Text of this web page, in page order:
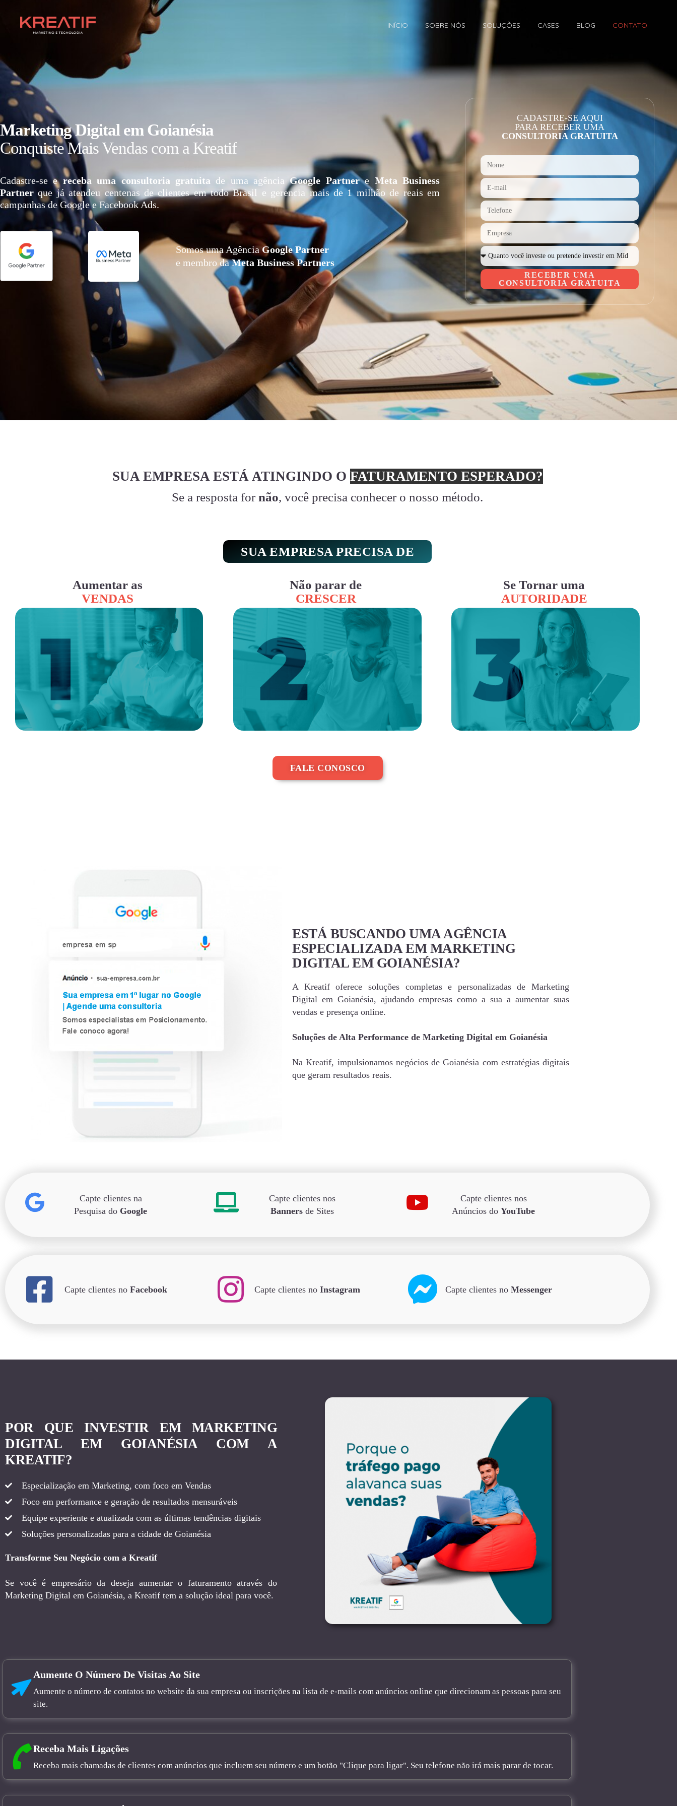
INÍCIO SOBRE NÓS SOLUÇÕES CASES BLOG CONTATO
Marketing Digital em Goianésia
Conquiste Mais Vendas com a Kreatif
Cadastre-se e receba uma consultoria gratuita de uma agênciaGoogle Partnere Meta Business
Partner que já atendeu centenas de clientes em todo Brasil e gerencia mais de 1 milhão de reais em
campanhas de Google e Facebook Ads.
Somos uma AgênciaGoogle Partner
e membro daMeta Business Partners
CADASTRE-SE AQUI
PARA RECEBER UMA
CONSULTORIA GRATUITA
RECEBER UMA
CONSULTORIA GRATUITA
SUA EMPRESA ESTÁ ATINGINDO O FATURAMENTO ESPERADO?
Se a resposta for não, você precisa conhecer o nosso método.
SUA EMPRESA PRECISA DE
Aumentar as
VENDAS
Não parar de
CRESCER
Se Tornar uma
AUTORIDADE
FALE CONOSCO
ESTÁ BUSCANDO UMA AGÊNCIA
ESPECIALIZADA EM MARKETING
DIGITAL EM GOIANÉSIA?
A Kreatif oferece soluções completas e personalizadas de Marketing
Digital em Goianésia, ajudando empresas como a sua a aumentar suas
vendas e presença online.
Soluções de Alta Performance de Marketing Digital em Goianésia
Na Kreatif, impulsionamos negócios de Goianésia com estratégias digitais
que geram resultados reais.
Capte clientes na
Pesquisa do Google
Capte clientes nos
Bannersde Sites
Capte clientes nos
Anúncios doYouTube
Capte clientes no Facebook Capte clientes no Instagram Capte clientes no Messenger
POR QUE INVESTIR EM MARKETING
DIGITAL EM GOIANÉSIA COM A
KREATIF?
Especialização em Marketing, com foco em Vendas
Foco em performance e geração de resultados mensuráveis
Equipe experiente e atualizada com as últimas tendências digitais
Soluções personalizadas para a cidade de Goianésia
Transforme Seu Negócio com a Kreatif
Se você é empresário da deseja aumentar o faturamento através do
Marketing Digital em Goianésia, a Kreatif tem a solução ideal para você.
Aumente O Número De Visitas Ao Site
Aumente o número de contatos no website da sua empresa ou inscrições na lista de e-mails com anúncios online que direcionam as pessoas para seu
site.
Receba Mais Ligações
Receba mais chamadas de clientes com anúncios que incluem seu número e um botão "Clique para ligar". Seu telefone não irá mais parar de tocar.